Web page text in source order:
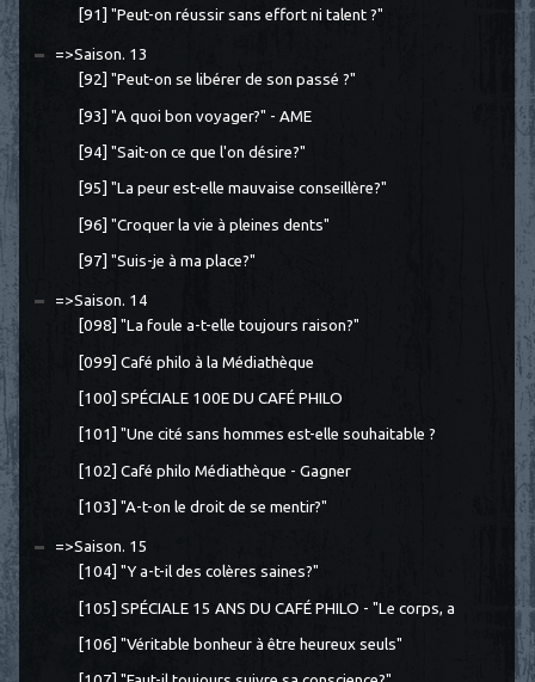
[91] "Peut-on réussir sans effort ni talent ?"
=>Saison. 13
[92] "Peut-on se libérer de son passé ?"
[93] "A quoi bon voyager?" - AME
[94] "Sait-on ce que l'on désire?"
[95] "La peur est-elle mauvaise conseillère?"
[96] "Croquer la vie à pleines dents"
[97] "Suis-je à ma place?"
=>Saison. 14
[098] "La foule a-t-elle toujours raison?"
[099] Café philo à la Médiathèque
[100] SPÉCIALE 100E DU CAFÉ PHILO
[101] "Une cité sans hommes est-elle souhaitable ?
[102] Café philo Médiathèque - Gagner
[103] "A-t-on le droit de se mentir?"
=>Saison. 15
[104] "Y a-t-il des colères saines?"
[105] SPÉCIALE 15 ANS DU CAFÉ PHILO - "Le corps, a
[106] "Véritable bonheur à être heureux seuls"